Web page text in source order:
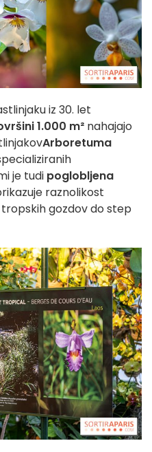
iz 30. let
1.000 m² nahajajo
Arboretuma
je tudi poglobljena
raznolikost
tropskih gozdov do step